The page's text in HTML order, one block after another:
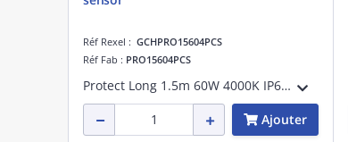
Réf Rexel : GCHPRO15604PCS
Réf Fab : PRO15604PCS
Protect Long 1.5m 60W 4000K IP69K PC avec capteur, classe I, détect mouvement, adapté à une suspension, IK10, IP69K, faisceau >80°, 60W, 7500lm, uniformité couleur:SDCM3, GR0, test fil incand.:850 °C, 125lm/W, UGR:30, montage au plafond
Ajouter